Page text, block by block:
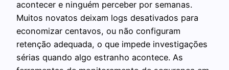
acontecer e ninguém perceber por semanas.
Muitos novatos deixam logs desativados para
economizar centavos, ou não configuram
retenção adequada, o que impede investigações
sérias quando algo estranho acontece. As